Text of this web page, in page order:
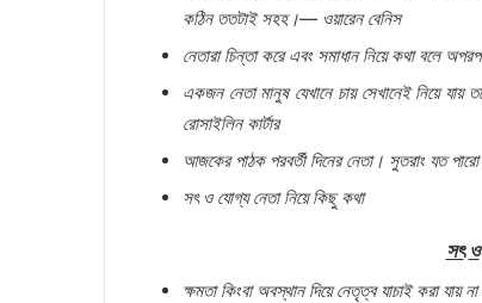
কঠিন ততটাই সহহ।— ওয়ারেন বেনিস
নেতারা চিন্তা করে এবং সমাধান নিয়ে কথা বলে
একজন নেতা মানুষ যেখানে চায় সেখানেই নিয়ে যায়
রোসাইলিন কার্টার
আজকের পাঠক পরবর্তী দিনের নেতা। সুতরাং যত পারো
সৎ ও যোগ্য নেতা নিয়ে কিছু কথা
সৎ ও
ক্ষমতা কিংবা অবস্থান দিয়ে নেতৃত্ব যাচাই করা যায় না